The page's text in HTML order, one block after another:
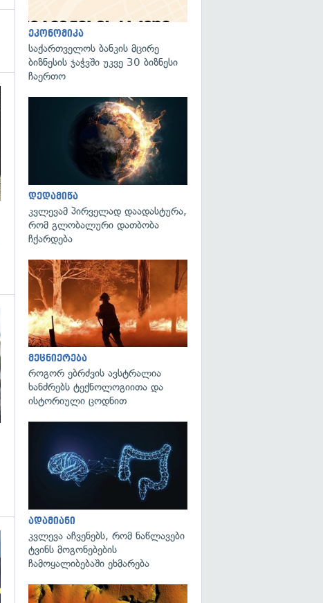
გადახედვა
გადახედვა
ეკონომიკა
საქართველოს ბანკის მცირე
ბიზნესის ჯაჭვში უკვე 30 ბიზნესი
ჩაერთო
დედამიწა
კვლევამ პირველად დაადასტურა,
რომ გლობალური დათბობა
ჩქარდება
მეცნიერება
როგორ ებრძვის ავსტრალია
ხანძრებს ტექნოლოგიითა და
ისტორიული ცოდნით
ადამიანი
კვლევა აჩვენებს, რომ ნაწლავები
ტვინს მოგონებების
ჩამოყალიბებაში ეხმარება